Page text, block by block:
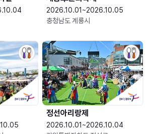
2026.10.01~2026.10.05
충청남도 계룡시
정선아리랑제
2026.10.01~2026.10.04